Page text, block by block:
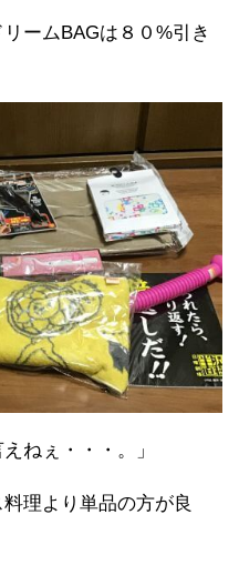
ームBAGは８０%引き
ねぇ・・・。」
理より単品の方が良